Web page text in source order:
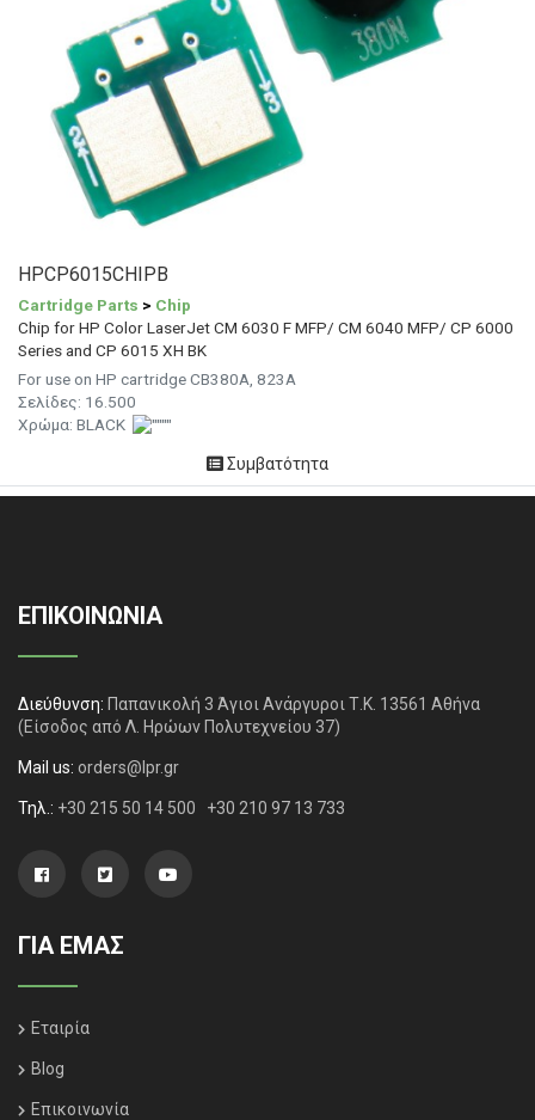
HPCP6015CHIPB
Cartridge Parts > Chip
Chip for HP Color LaserJet CM 6030 F MFP/ CM 6040 MFP/ CP 6000
Series and CP 6015 XH BK
For use on HP cartridge CB380A, 823A
Σελίδες: 16.500
Χρώμα: BLACK
Συμβατότητα
ΕΠΙΚΟΙΝΩΝΙΑ
Διεύθυνση: Παπανικολή 3 Άγιοι Ανάργυροι Τ.Κ. 13561 Αθήνα
(Είσοδος από Λ. Ηρώων Πολυτεχνείου 37)
Mail us: orders@lpr.gr
Τηλ.: +30 215 50 14 500 +30 210 97 13 733
ΓΙΑ ΕΜΑΣ
Εταιρία
Blog
Επικοινωνία